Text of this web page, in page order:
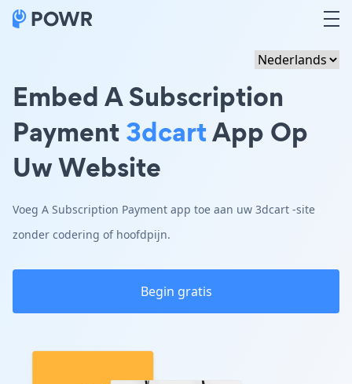
Embed A Subscription
Payment3dcartApp Op
Uw Website
Voeg A Subscription Payment app toe aan uw 3dcart -site
zonder codering of hoofdpijn.
Begin gratis